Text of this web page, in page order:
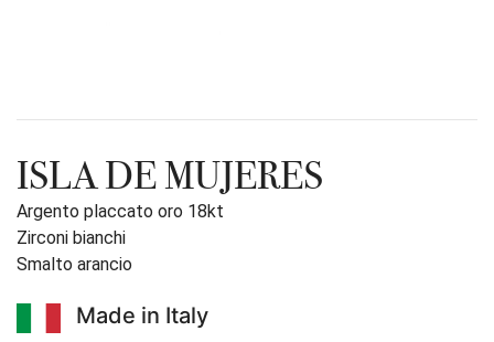
ISLA DE MUJERES
Argento placcato oro 18kt
Zirconi bianchi
Smalto arancio
Made in Italy